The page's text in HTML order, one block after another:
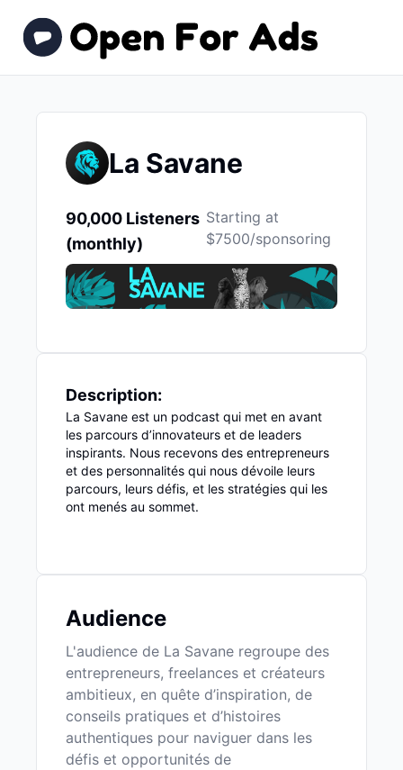
La Savane
90,000 Listeners
(monthly)
Starting at
$7500/sponsoring
Description:
La Savane est un podcast qui met en avant
les parcours d’innovateurs et de leaders
inspirants. Nous recevons des entrepreneurs
et des personnalités qui nous dévoile leurs
parcours, leurs défis, et les stratégies qui les
ont menés au sommet.
Audience
L'audience de La Savane regroupe des
entrepreneurs, freelances et créateurs
ambitieux, en quête d’inspiration, de
conseils pratiques et d’histoires
authentiques pour naviguer dans les
défis et opportunités de